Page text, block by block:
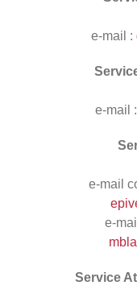
e-mail :
e-mail :
e-mail
e-
Service